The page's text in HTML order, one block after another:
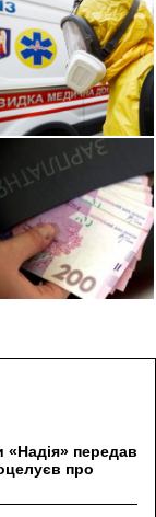
«Надія» передав
про